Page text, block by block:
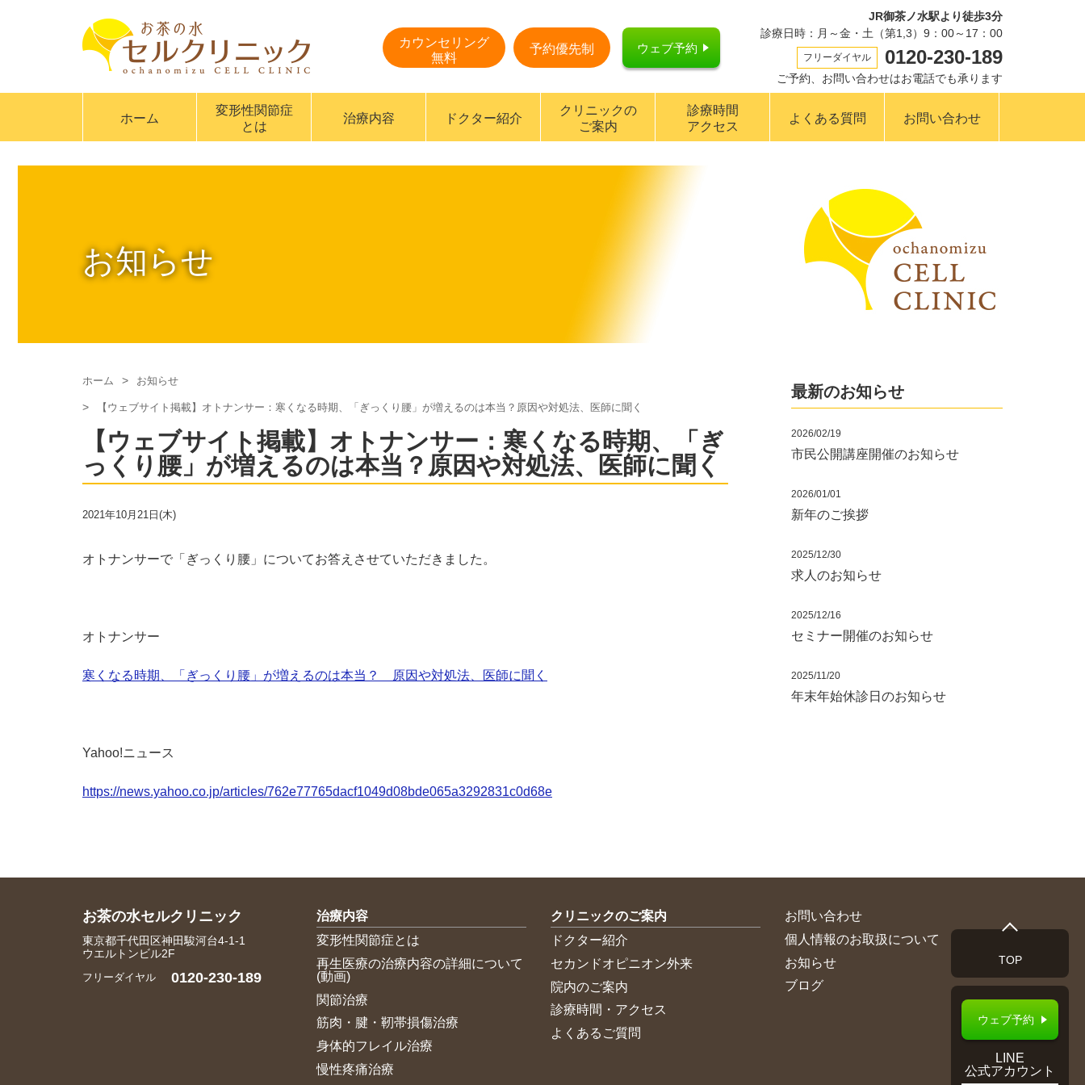
カウンセリング
無料
予約優先制 ウェブ予約
JR御茶ノ水駅より徒歩3分
診療日時：月～金・土（第1,3）9：00～17：00
フリーダイヤル 0120-230-189
ご予約、お問い合わせはお電話でも承ります
ホーム
変形性関節症
とは
治療内容 ドクター紹介
クリニックの
ご案内
診療時間
アクセス
よくある質問 お問い合わせ
お知らせ
ホーム お知らせ
【ウェブサイト掲載】オトナンサー：寒くなる時期、「ぎっくり腰」が増えるのは本当？原因や対処法、医師に聞く
【ウェブサイト掲載】オトナンサー：寒くなる時期、「ぎ
っくり腰」が増えるのは本当？原因や対処法、医師に聞く
2021年10月21日(木)
オトナンサーで「ぎっくり腰」についてお答えさせていただきました。
オトナンサー
寒くなる時期、「ぎっくり腰」が増えるのは本当？ 原因や対処法、医師に聞く
Yahoo!ニュース
https://news.yahoo.co.jp/articles/762e77765dacf1049d08bde065a3292831c0d68e
最新のお知らせ
2026/02/19
市民公開講座開催のお知らせ
2026/01/01
新年のご挨拶
2025/12/30
求人のお知らせ
2025/12/16
セミナー開催のお知らせ
2025/11/20
年末年始休診日のお知らせ
お茶の水セルクリニック
東京都千代田区神田駿河台4-1-1
ウエルトンビル2F
フリーダイヤル 0120-230-189
治療内容
変形性関節症とは
再生医療の治療内容の詳細について
(動画)
関節治療
筋肉・腱・靭帯損傷治療
身体的フレイル治療
慢性疼痛治療
クリニックのご案内
ドクター紹介
セカンドオピニオン外来
院内のご案内
診療時間・アクセス
よくあるご質問
お問い合わせ
個人情報のお取扱について
お知らせ
ブログ
TOP
ウェブ予約
LINE
公式アカウント